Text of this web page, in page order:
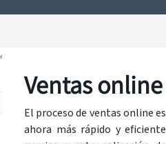
Ventas online
El proceso de ventas online es
ahora más rápido y eficiente